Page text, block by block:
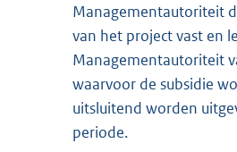
Managementautoriteit
van het project vast en
Managementautoriteit
waarvoor de subsidie
uitsluitend worden
periode.